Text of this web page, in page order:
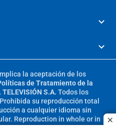
la aceptación de los
de Tratamiento de la
TELEVISIÓN S.A. Todos los
su reproducción total
a cualquier idioma sin
Reproduction in whole or in